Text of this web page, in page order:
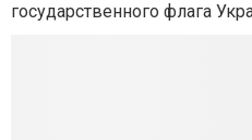
государственного флага